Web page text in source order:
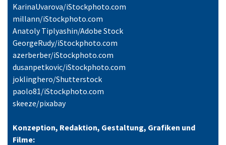
KarinaUvarova/iStockphoto.com
millann/iStockphoto.com
Anatoly Tiplyashin/Adobe Stock
GeorgeRudy/iStockphoto.com
azerberber/iStockphoto.com
dusanpetkovic/iStockphoto.com
joklinghero/Shutterstock
paolo81/iStockphoto.com
skeeze/pixabay
Konzeption, Redaktion, Gestaltung, Grafiken und
Filme: